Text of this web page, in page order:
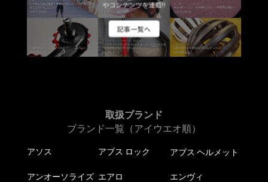
やコンテンツを連載!!
記事一覧へ
取扱ブランド
ブランド一覧（アイウエオ順）
アソス アブス ロック アブス ヘルメット
アンオーソライズ エアロ エンヴィ